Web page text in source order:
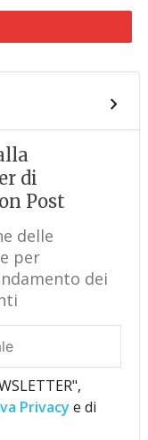
di
Post
delle
per
dei
Privacye di